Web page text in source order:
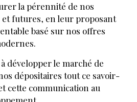
la pérennité de nos
et futures, en leur proposant
basé sur nos offres
développer le marché de
dépositaires tout ce savoir-
cette communication au